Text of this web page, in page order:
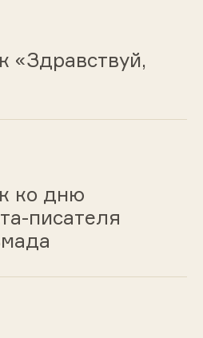
«Здравствуй,
ко дню
писателя